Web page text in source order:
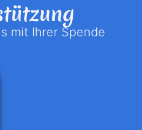
mit Ihrer Spende